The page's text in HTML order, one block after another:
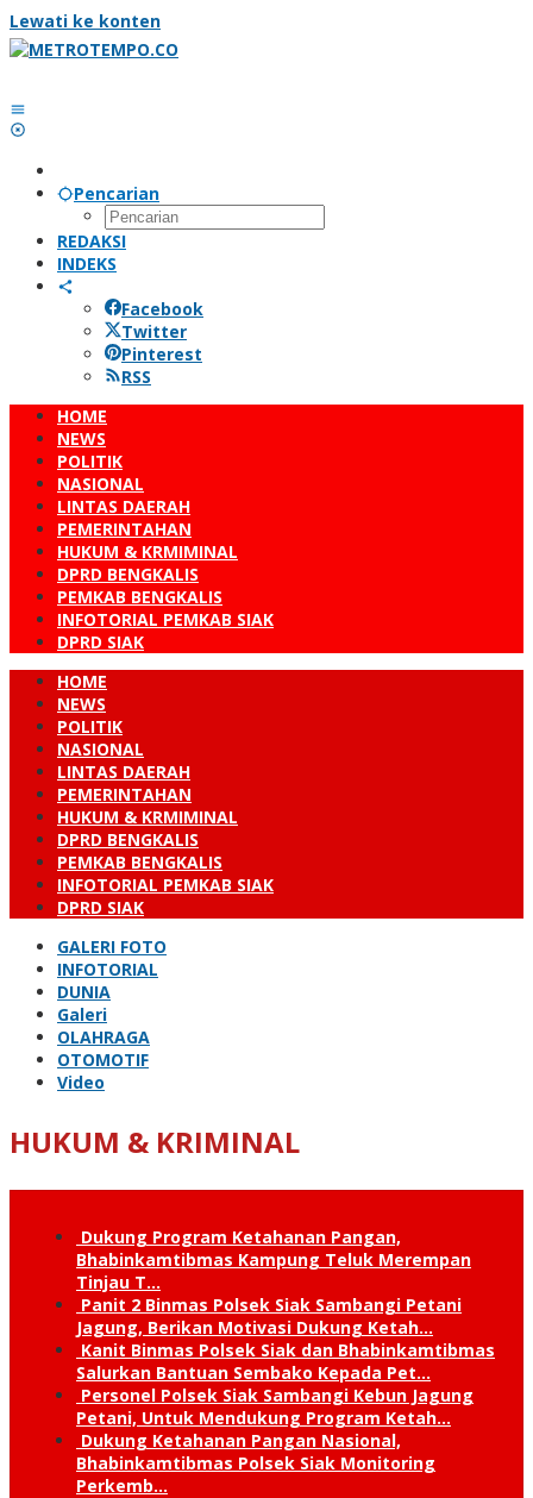
Lewati ke konten
Pencarian
REDAKSI
INDEKS
Facebook
Twitter
Pinterest
RSS
HOME
NEWS
POLITIK
NASIONAL
LINTAS DAERAH
PEMERINTAHAN
HUKUM & KRMIMINAL
DPRD BENGKALIS
PEMKAB BENGKALIS
INFOTORIAL PEMKAB SIAK
DPRD SIAK
HOME
NEWS
POLITIK
NASIONAL
LINTAS DAERAH
PEMERINTAHAN
HUKUM & KRMIMINAL
DPRD BENGKALIS
PEMKAB BENGKALIS
INFOTORIAL PEMKAB SIAK
DPRD SIAK
GALERI FOTO
INFOTORIAL
DUNIA
Galeri
OLAHRAGA
OTOMOTIF
Video
HUKUM & KRIMINAL
Dukung Program Ketahanan Pangan,
Bhabinkamtibmas Kampung Teluk Merempan
Tinjau T…
Panit 2 Binmas Polsek Siak Sambangi Petani
Jagung, Berikan Motivasi Dukung Ketah…
Kanit Binmas Polsek Siak dan Bhabinkamtibmas
Salurkan Bantuan Sembako Kepada Pet…
Personel Polsek Siak Sambangi Kebun Jagung
Petani, Untuk Mendukung Program Ketah…
Dukung Ketahanan Pangan Nasional,
Bhabinkamtibmas Polsek Siak Monitoring
Perkemb…